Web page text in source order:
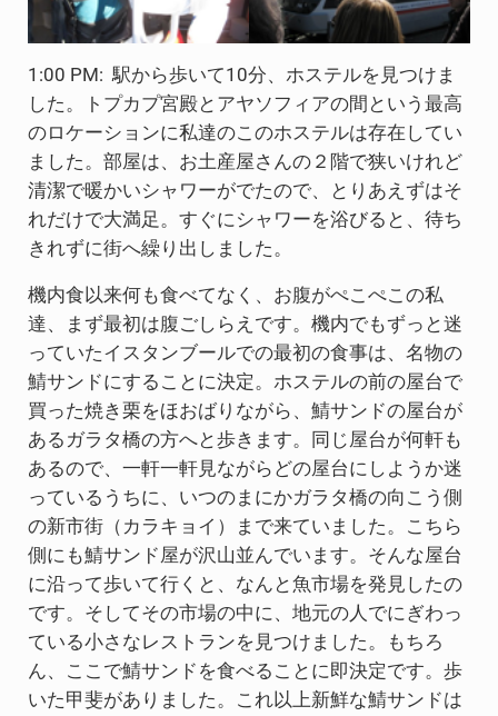
1:00 PM: 駅から歩いて10分、ホステルを見つけま
した。トプカプ宮殿とアヤソフィアの間という最高
のロケーションに私達のこのホステルは存在してい
ました。部屋は、お土産屋さんの２階で狭いけれど
清潔で暖かいシャワーがでたので、とりあえずはそ
れだけで大満足。すぐにシャワーを浴びると、待ち
きれずに街へ繰り出しました。
機内食以来何も食べてなく、お腹がぺこぺこの私
達、まず最初は腹ごしらえです。機内でもずっと迷
っていたイスタンブールでの最初の食事は、名物の
鯖サンドにすることに決定。ホステルの前の屋台で
買った焼き栗をほおばりながら、鯖サンドの屋台が
あるガラタ橋の方へと歩きます。同じ屋台が何軒も
あるので、一軒一軒見ながらどの屋台にしようか迷
っているうちに、いつのまにかガラタ橋の向こう側
の新市街（カラキョイ）まで来ていました。こちら
側にも鯖サンド屋が沢山並んでいます。そんな屋台
に沿って歩いて行くと、なんと魚市場を発見したの
です。そしてその市場の中に、地元の人でにぎわっ
ている小さなレストランを見つけました。もちろ
ん、ここで鯖サンドを食べることに即決定です。歩
いた甲斐がありました。これ以上新鮮な鯖サンドは